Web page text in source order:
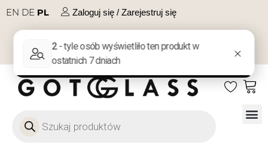
EN DE PL Zaloguj się / Zarejestruj się
NA PREZENT